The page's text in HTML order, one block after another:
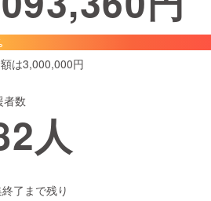
ファッション
ケア
は3,000,000円
者数
人
了まで残り